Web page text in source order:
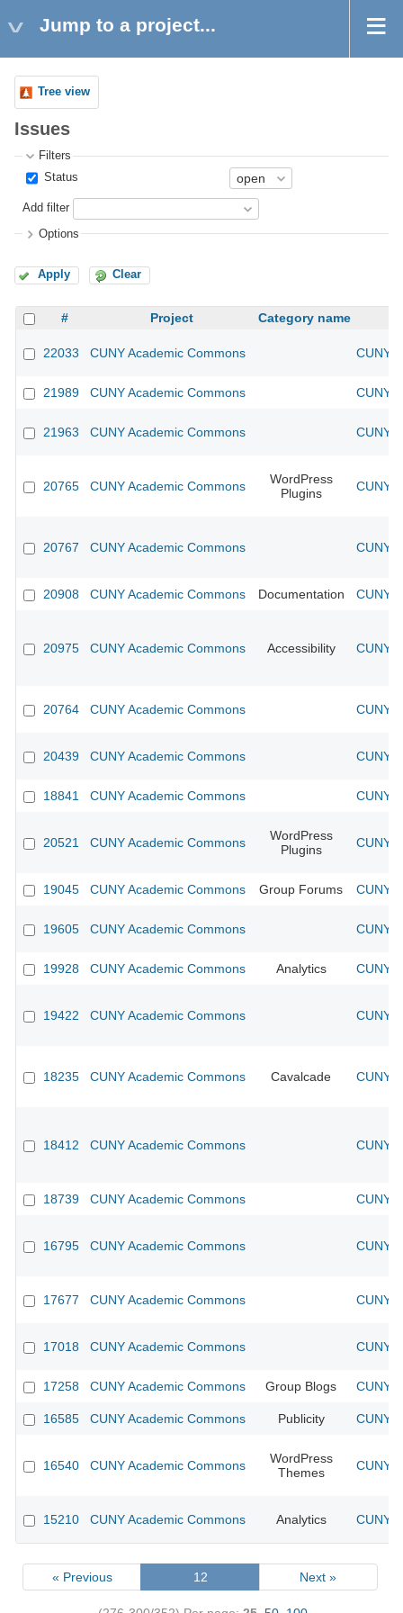
Jump to a project...
Tree view
Issues
Filters
Status
Add filter
Options
Apply Clear
# Project Category name
22033 CUNY Academic Commons CUNY
21989 CUNY Academic Commons CUNY
21963 CUNY Academic Commons CUNY
20765 CUNY Academic Commons
WordPress
Plugins
CUNY
20767 CUNY Academic Commons CUNY
20908 CUNY Academic Commons Documentation CUNY
20975 CUNY Academic Commons Accessibility CUNY
20764 CUNY Academic Commons CUNY
20439 CUNY Academic Commons CUNY
18841 CUNY Academic Commons CUNY
20521 CUNY Academic Commons
WordPress
Plugins
CUNY
19045 CUNY Academic Commons Group Forums CUNY
19605 CUNY Academic Commons CUNY
19928 CUNY Academic Commons Analytics CUNY
19422 CUNY Academic Commons CUNY
18235 CUNY Academic Commons Cavalcade CUNY
18412 CUNY Academic Commons CUNY
18739 CUNY Academic Commons CUNY
16795 CUNY Academic Commons CUNY
17677 CUNY Academic Commons CUNY
17018 CUNY Academic Commons CUNY
17258 CUNY Academic Commons Group Blogs CUNY
16585 CUNY Academic Commons Publicity CUNY
16540 CUNY Academic Commons
WordPress
Themes
CUNY
15210 CUNY Academic Commons Analytics CUNY
« Previous 12 Next »